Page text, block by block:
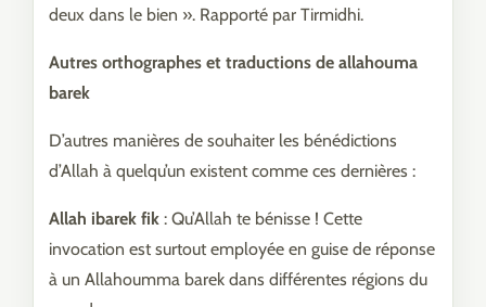
deux dans le bien ». Rapporté par Tirmidhi.
Autres orthographes et traductions de allahouma
barek
D’autres manières de souhaiter les bénédictions
d’Allah à quelqu’un existent comme ces dernières :
Allah ibarek fik : Qu’Allah te bénisse ! Cette
invocation est surtout employée en guise de réponse
à un Allahoumma barek dans différentes régions du